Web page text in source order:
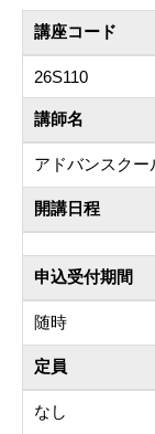
講座コード
26S110
講師名
アドバンスクー
開講日程
申込受付期間
随時
定員
なし